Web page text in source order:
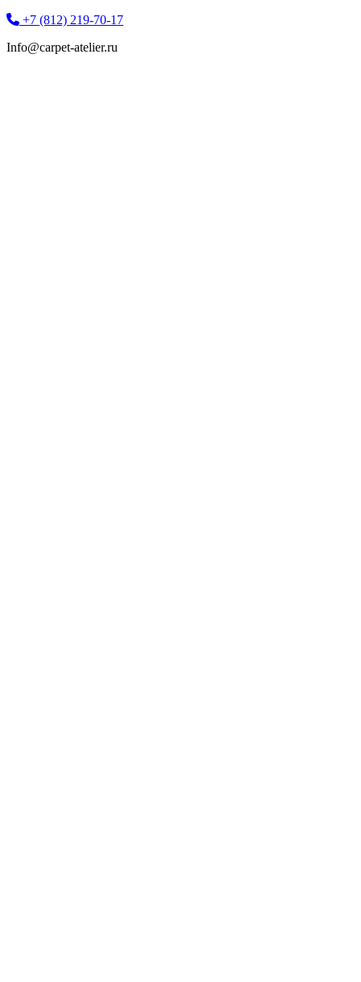
+7 (812) 219-70-17
Info@carpet-atelier.ru